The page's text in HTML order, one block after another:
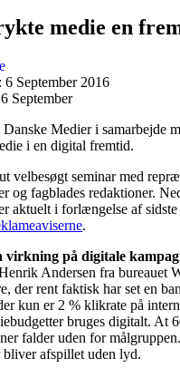
medie en
September 2016
September
Medier i samarbejde
i en digital fremtid.
velbesøgt seminar med
og fagblades redaktioner.
aktuelt i forlængelse af
.
virkning på digitale
Andersen fra bureauet
der rent faktisk har set en
kun er 2 % klikrate på
bruges digitalt. At
falder uden for
bliver afspillet uden lyd.